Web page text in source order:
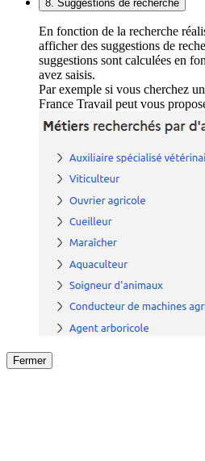
8. Suggestions de recherche
En fonction de la recherche
afficher des suggestions de
suggestions sont calculées en
avez saisis.
Par exemple si vous cherchez
France Travail peut vous
Fermer